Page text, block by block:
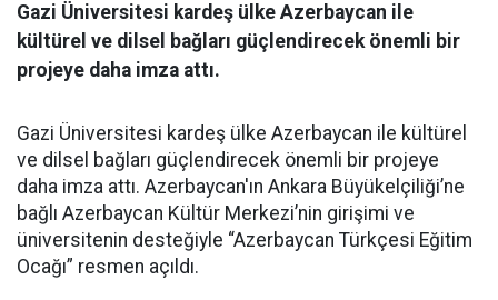
Gazi Üniversitesi kardeş ülke Azerbaycan ile
kültürel ve dilsel bağları güçlendirecek önemli bir
projeye daha imza attı.
Gazi Üniversitesi kardeş ülke Azerbaycan ile kültürel
ve dilsel bağları güçlendirecek önemli bir projeye
daha imza attı. Azerbaycan'ın Ankara Büyükelçiliği’ne
bağlı Azerbaycan Kültür Merkezi’nin girişimi ve
üniversitenin desteğiyle “Azerbaycan Türkçesi Eğitim
Ocağı” resmen açıldı.